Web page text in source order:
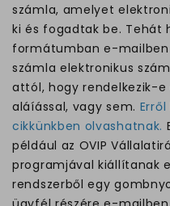
számla, amelyet
ki és fogadtak be. Tehát
formátumban e-mailben
számla elektronikus
attól, hogy rendelkezik-e
aláíással, vagy sem.
cikkünkben olvashatnak.
például az OVIP
programjával kiállítanak
rendszerből egy